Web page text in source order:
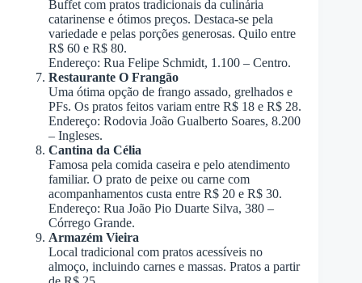
Buffet com pratos tradicionais da culinária
catarinense e ótimos preços. Destaca-se pela
variedade e pelas porções generosas. Quilo entre
R$ 60 e R$ 80.
Endereço: Rua Felipe Schmidt, 1.100 – Centro.
Restaurante O Frangão
Uma ótima opção de frango assado, grelhados e
PFs. Os pratos feitos variam entre R$ 18 e R$ 28.
Endereço: Rodovia João Gualberto Soares, 8.200
– Ingleses.
Cantina da Célia
Famosa pela comida caseira e pelo atendimento
familiar. O prato de peixe ou carne com
acompanhamentos custa entre R$ 20 e R$ 30.
Endereço: Rua João Pio Duarte Silva, 380 –
Córrego Grande.
Armazém Vieira
Local tradicional com pratos acessíveis no
almoço, incluindo carnes e massas. Pratos a partir